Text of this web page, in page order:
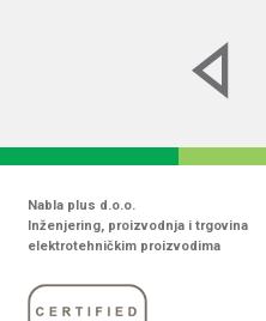
Nabla plus d.o.o.
Inženjering, proizvodnja i trgovina
elektrotehničkim proizvodima